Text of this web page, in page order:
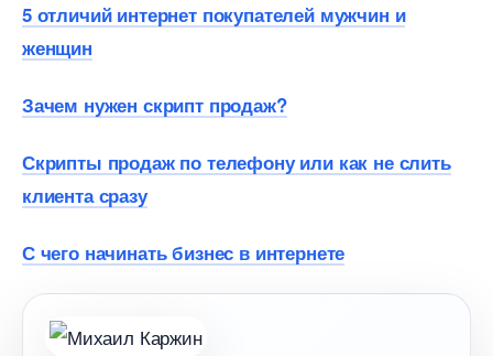
5 отличий интернет покупателей мужчин и
женщин
Зачем нужен скрипт продаж?
Скрипты продаж по телефону или как не слить
клиента сразу
С чего начинать бизнес в интернете